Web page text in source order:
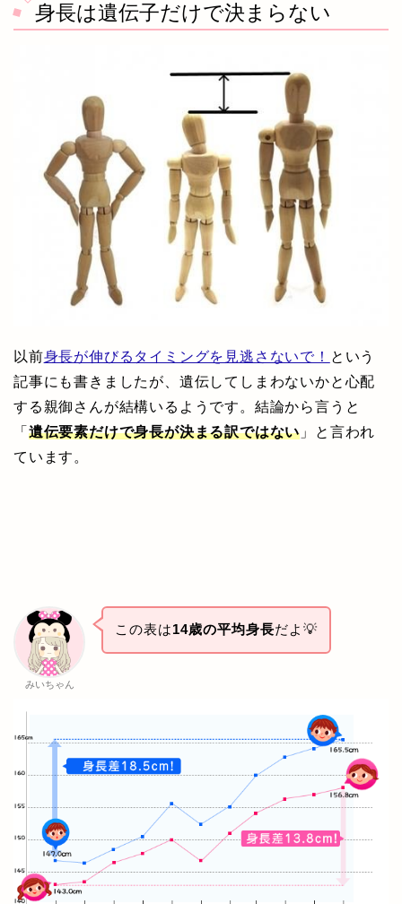
身長は遺伝子だけで決まらない
以前身長が伸びるタイミングを見逃さないで！ という
記事にも書きましたが、遺伝してしまわないかと心配
する親御さんが結構いるようです。結論から言うと
「 遺伝要素だけで身長が決まる訳ではない 」と言われ
ています。
みいちゃん
この表は14歳の平均身長だよ💡